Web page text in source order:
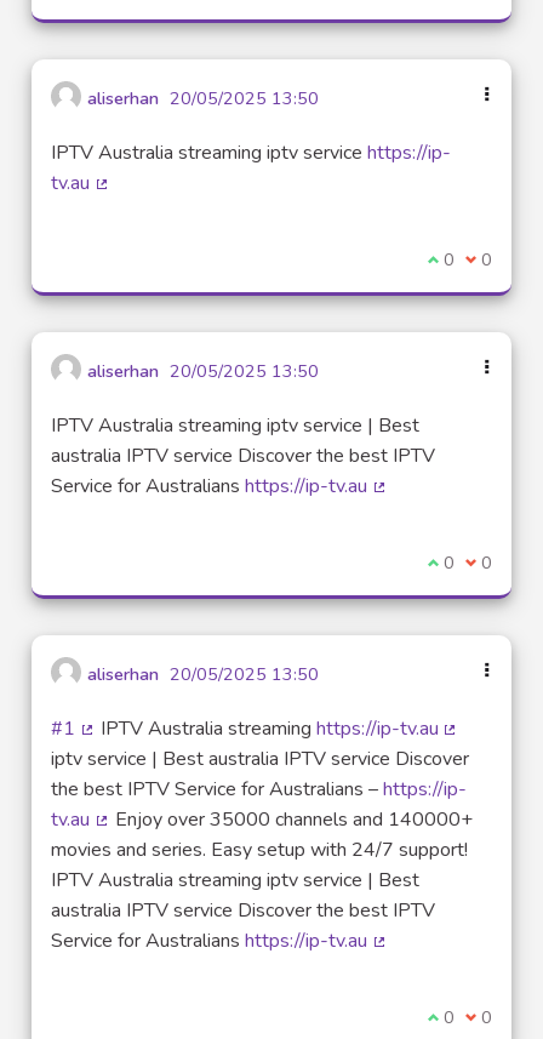
aliserhan 20/05/2025 13:50
IPTV Australia streaming iptv service https://ip-
tv.au
Je suis
0 Je ne
0
aliserhan 20/05/2025 13:50
IPTV Australia streaming iptv service | Best
australia IPTV service Discover the best IPTV
Service for Australians https://ip-tv.au
Je suis
0 Je ne
0
aliserhan 20/05/2025 13:50
#1
(Lien externe)
IPTV Australia streaming https://ip-tv.au
(Lien
iptv service | Best australia IPTV service Discover
the best IPTV Service for Australians –https://ip-
tv.au
(Lien externe)
Enjoy over 35000 channels and 140000+
movies and series. Easy setup with 24/7 support!
IPTV Australia streaming iptv service | Best
australia IPTV service Discover the best IPTV
Service for Australians https://ip-tv.au
Je suis
0 Je ne
0